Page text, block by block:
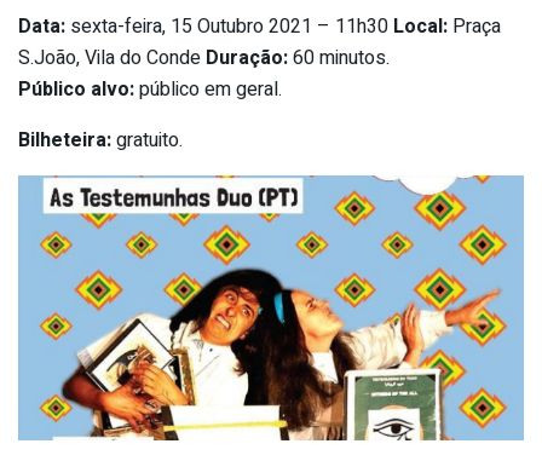
Data: sexta-feira, 15 Outubro 2021 – 11h30 Local: Praça
S.João, Vila do Conde Duração:60 minutos.
Público alvo:público em geral.
Bilheteira:gratuito.